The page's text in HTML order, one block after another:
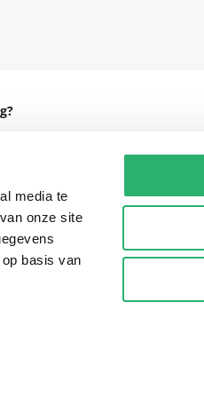
media te
onze site
basis van
32